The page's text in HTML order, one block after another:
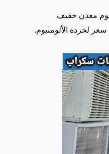
معدن خفيف
لخردة الألومنيوم.